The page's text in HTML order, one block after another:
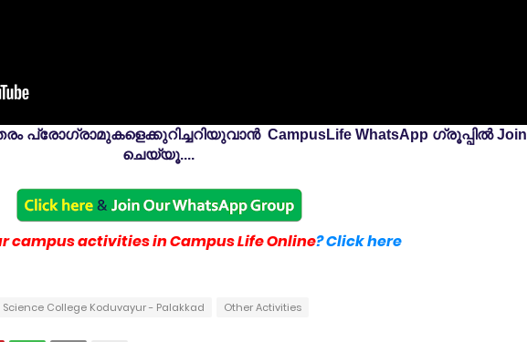
പ്രോഗ്രാമുകളെക്കുറിച്ചറിയുവാൻ CampusLife WhatsApp ഗ്രൂപ്പിൽ Join
ചെയ്യൂ....
campus activities in Campus Life Online? Click here
College Koduvayur - Palakkad Other Activities